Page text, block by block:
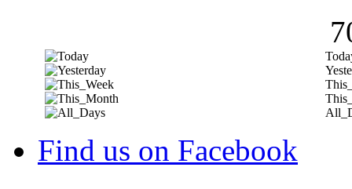
Find us on Facebook